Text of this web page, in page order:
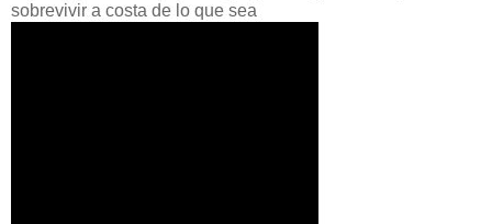
sobrevivir a costa de lo que sea